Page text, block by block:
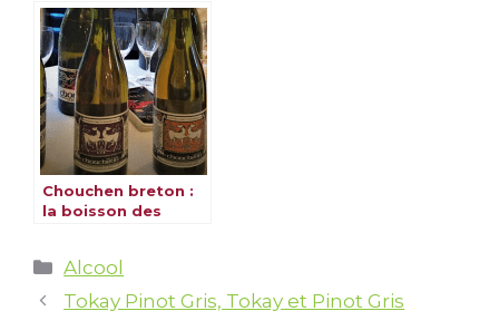
dans un aéroport
Chouchen breton :
la boisson des
Catégories
Alcool
Tokay Pinot Gris, Tokay et Pinot Gris